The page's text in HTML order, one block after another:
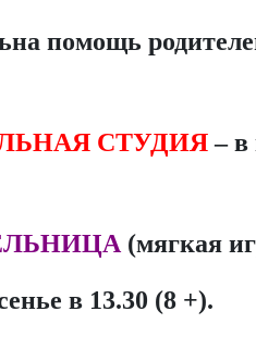
помощь
СТУДИЯ– в
(мягкая
в 13.30 (8 +).